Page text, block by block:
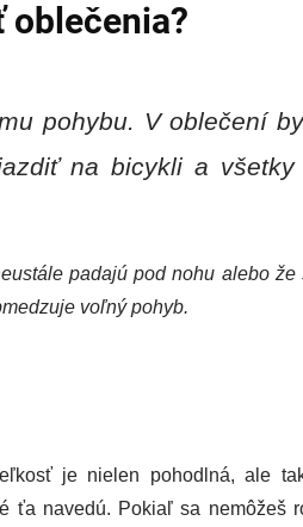
oblečenia?
pohybu. V oblečení
na bicykli a
padajú pod nohu alebo
voľný pohyb.
je nielen pohodlná, ale
ťa navedú. Pokiaľ sa